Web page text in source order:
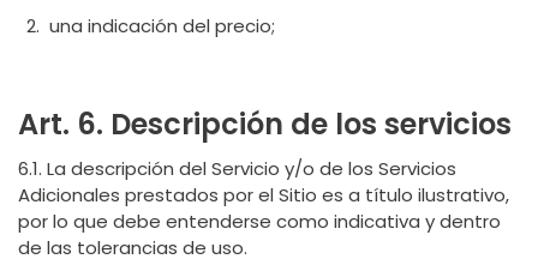
una indicación del precio;
Art. 6. Descripción de los servicios
6.1. La descripción del Servicio y/o de los Servicios
Adicionales prestados por el Sitio es a título ilustrativo,
por lo que debe entenderse como indicativa y dentro
de las tolerancias de uso.